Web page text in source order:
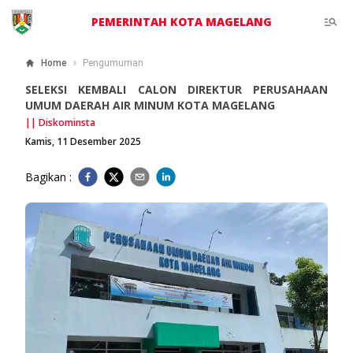
PEMERINTAH KOTA MAGELANG
Home Pengumuman
SELEKSI KEMBALI CALON DIREKTUR PERUSAHAAN
UMUM DAERAH AIR MINUM KOTA MAGELANG
|| Diskominsta
Kamis, 11 Desember 2025
Bagikan :